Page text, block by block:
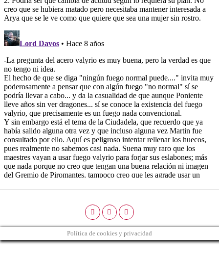
Política de cookies y privacidad